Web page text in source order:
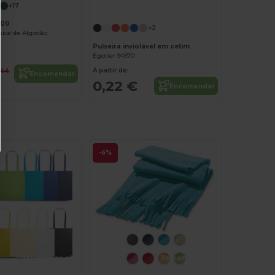
+17
de Algodão
Encomendar
Personalize-o!
+2
Pulseira inviolável em cetim
Egotier 94970
A partir de:
0,22 € Encomendar
Personalize-o!
-6%
Personalize-o!